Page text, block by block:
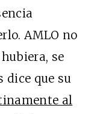
AMLO no
se
dice que su
al